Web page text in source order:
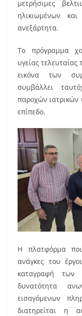
μετρήσιμες
ηλικιωμένων
ανεξάρτητα.
Το πρόγραμμα
υγείας τελευταίας
εικόνα των
συμβάλλει
παροχών ιατρικών
επίπεδο.
Η πλατφόρμα που
ανάγκες του
καταγραφή των
δυνατότητα
εισαγόμενων
διατηρείται η